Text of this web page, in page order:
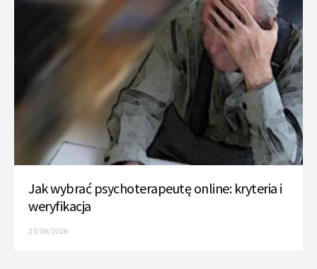
Jak wybrać psychoterapeutę online: kryteria i
weryfikacja
23/06/2026